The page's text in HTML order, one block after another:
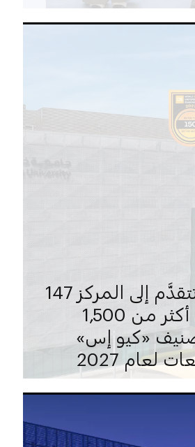
جامعة خليفة تتقدَّم إلى المركز 147
عالمياً من بين أكثر من 1,500
«كيو إس»
لعام 2027